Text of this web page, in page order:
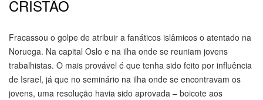
CRISTÃO
Fracassou o golpe de atribuir a fanáticos islâmicos o atentado na
Noruega. Na capital Oslo e na ilha onde se reuniam jovens
trabalhistas. O mais provável é que tenha sido feito por influência
de Israel, já que no seminário na ilha onde se encontravam os
jovens, uma resolução havia sido aprovada – boicote aos